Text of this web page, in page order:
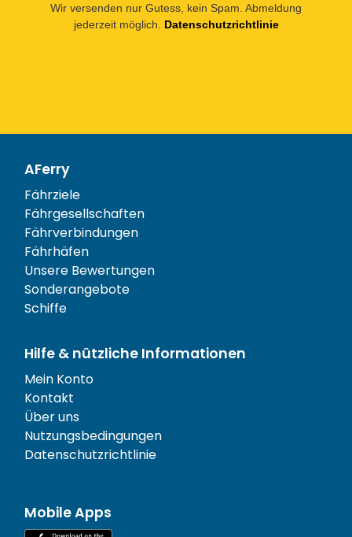
Wir versenden nur Gutess, kein Spam. Abmeldung
jederzeit möglich.
Datenschutzrichtlinie
AFerry
Fährziele
Fährgesellschaften
Fährverbindungen
Fährhäfen
Unsere Bewertungen
Sonderangebote
Schiffe
Hilfe & nützliche Informationen
Mein Konto
Kontakt
Über uns
Nutzungsbedingungen
Datenschutzrichtlinie
Mobile Apps